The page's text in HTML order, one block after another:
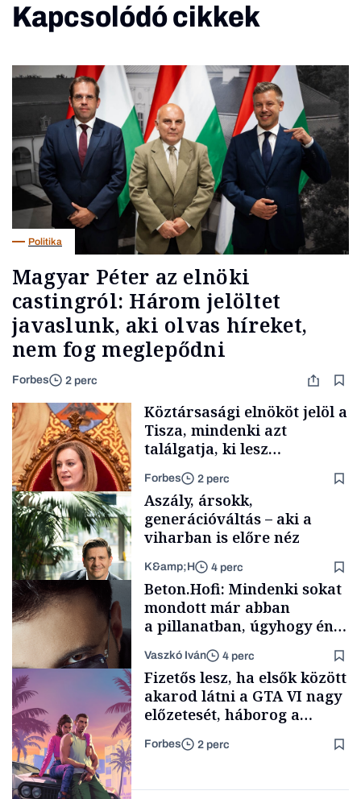
Kapcsolódó cikkek
Politika
Magyar Péter az elnöki
castingról: Három jelöltet
javaslunk, aki olvas híreket,
nem fog meglepődni
Forbes 2 perc
Politika
Köztársasági elnököt jelöl a
Tisza, mindenki azt
találgatja, ki lesz
szombaton a befutó –
soroljuk az eddig felmerült
neveket
Forbes 2 perc
TÁMOGATÓI
Aszály, ársokk,
generációváltás – aki a
viharban is előre néz
K&amp;H 4 perc
Forbes-sztori
Beton.Hofi: Mindenki sokat
mondott már abban
a pillanatban, úgyhogy én
a legsarkosabb
gondolataimat akartam
kimondani
Vaszkó Iván 4 perc
Fizetős lesz, ha elsők között
akarod látni a GTA VI nagy
előzetesét, háborog a
gamer közösség
Forbes 2 perc